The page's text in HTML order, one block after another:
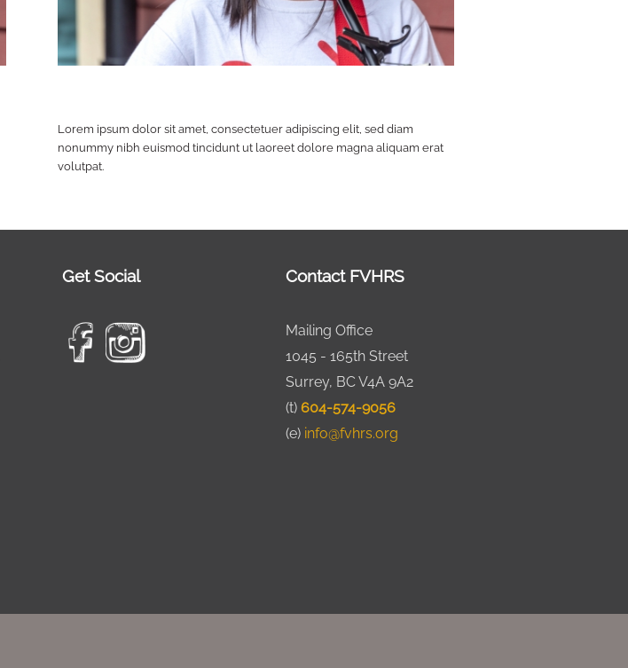
Lorem ipsum dolor sit amet, consectetuer adipiscing elit, sed diam
nonummy nibh euismod tincidunt ut laoreet dolore magna aliquam erat
volutpat.
Get Social Contact FVHRS
Mailing Office
1045 - 165th Street
Surrey, BC V4A 9A2
(t) 604-574-9056
(e) info@fvhrs.org